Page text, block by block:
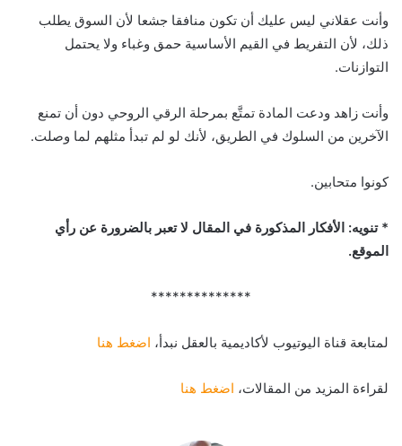
وأنت عقلاني ليس عليك أن تكون منافقا جشعا لأن السوق يطلب
ذلك، لأن التفريط في القيم الأساسية حمق وغباء ولا يحتمل
التوازنات.
وأنت زاهد ودعت المادة تمتَّع بمرحلة الرقي الروحي دون أن تمنع
الآخرين من السلوك في الطريق، لأنك لو لم تبدأ مثلهم لما وصلت.
كونوا متحابين.
* تنويه: الأفكار المذكورة في المقال لا تعبر بالضرورة عن رأي
الموقع.
**************
لمتابعة قناة اليوتيوب لأكاديمية بالعقل نبدأ، اضغط هنا
لقراءة المزيد من المقالات، اضغط هنا